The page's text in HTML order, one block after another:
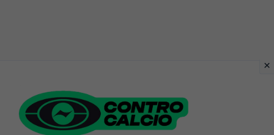
contenuto